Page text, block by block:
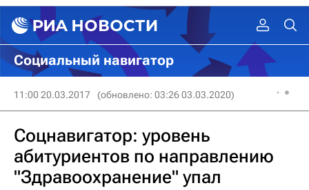
Социальный навигатор
11:00 20.03.2017 (обновлено: 03:26 03.03.2020)
Соцнавигатор: уровень
абитуриентов по направлению
"Здравоохранение" упал